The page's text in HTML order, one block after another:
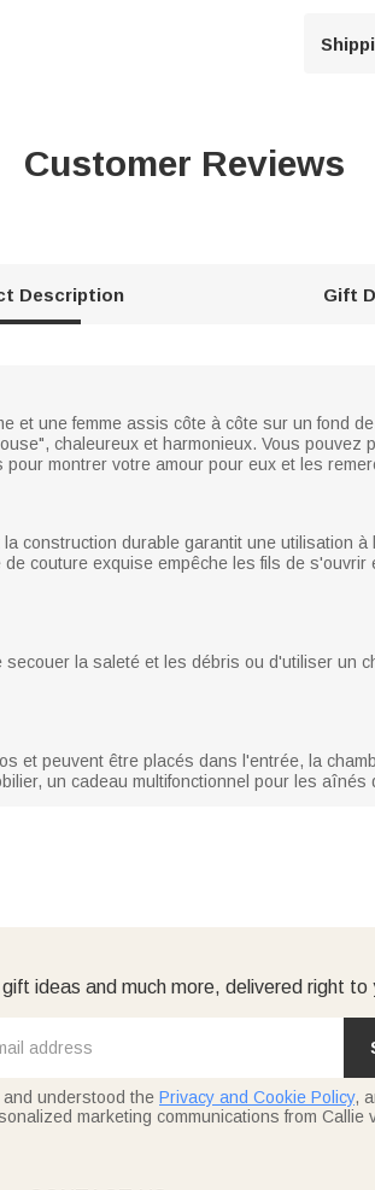
Customer Reviews
Description Gift
et une femme assis côte à côte sur un fond
chaleureux et harmonieux. Vous
montrer votre amour pour eux et les
construction durable garantit une utilisation
couture exquise empêche les fils de
la saleté et les débris ou d'utiliser un
et peuvent être placés dans l'entrée, la
un cadeau multifonctionnel pour les aînés
ideas and much more, delivered right to
understood the Privacy and Cookie Policy,
marketing communications from Callie